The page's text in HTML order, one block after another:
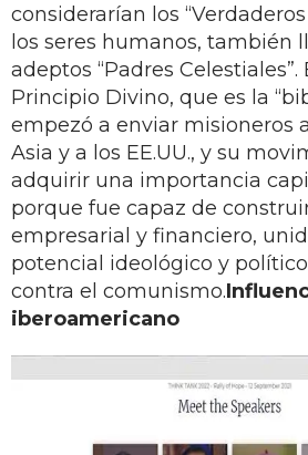
considerarían los
los seres humanos, también
adeptos “Padres Celestiales”.
Principio Divino, que es la
empezó a enviar misioneros
Asia y a los EE.UU., y su
adquirir una importancia
porque fue capaz de
empresarial y financiero,
potencial ideológico y
contra el comunismo.
iberoamericano